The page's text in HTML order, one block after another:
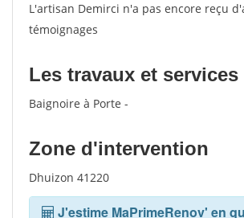
L'artisan Demirci n'a pas encore reçu
témoignages
Les travaux et services
Baignoire à Porte -
Zone d'intervention
Dhuizon 41220